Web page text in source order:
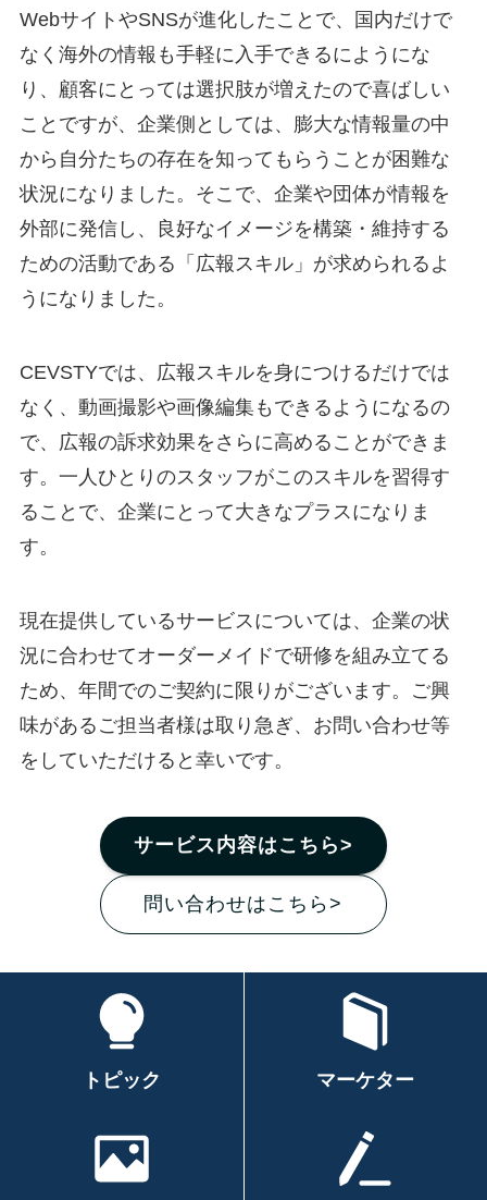
WebサイトやSNSが進化したことで、国内だけで
なく海外の情報も手軽に入手できるにようにな
り、顧客にとっては選択肢が増えたので喜ばしい
ことですが、企業側としては、膨大な情報量の中
から自分たちの存在を知ってもらうことが困難な
状況になりました。そこで、企業や団体が情報を
外部に発信し、良好なイメージを構築・維持する
ための活動である「広報スキル」が求められるよ
うになりました。
CEVSTYでは、広報スキルを身につけるだけでは
なく、動画撮影や画像編集もできるようになるの
で、広報の訴求効果をさらに高めることができま
す。一人ひとりのスタッフがこのスキルを習得す
ることで、企業にとって大きなプラスになりま
す。
現在提供しているサービスについては、企業の状
況に合わせてオーダーメイドで研修を組み立てる
ため、年間でのご契約に限りがございます。ご興
味があるご担当者様は取り急ぎ、お問い合わせ等
をしていただけると幸いです。
サービス内容はこちら>
問い合わせはこちら>
トピック マーケター